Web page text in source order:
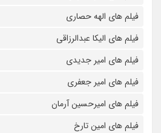
فیلم های الهه حصاری
فیلم های الیکا عبدالرزاقی
فیلم های امیر جدیدی
فیلم های امیر جعفری
فیلم های امیرحسین آرمان
فیلم های امین تارخ